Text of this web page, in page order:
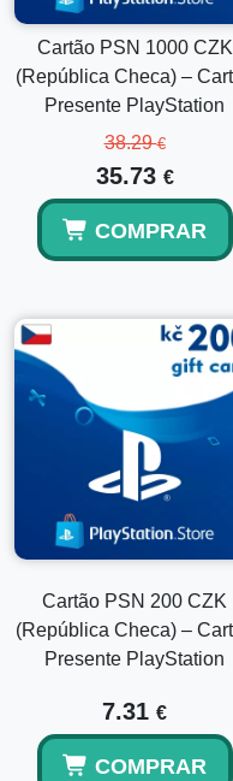
Sim, o saldo da carteira
elegíveis na PlayStation
Receberei um cartão
Não, este é um código
e-mail.
única conta?
Sim, vários códigos de
mesma conta PlayStation
Cartão PSN 1000 CZK
(República Checa) –
Presente PlayStation
38.29€
35.73 €
COMPRAR
Cartão PSN 200 CZK
(República Checa) –
Presente PlayStation
7.31 €
COMPRAR